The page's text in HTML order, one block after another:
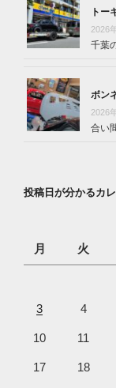
トー
2026
千葉
ボン
2026
合い
投稿日が分かるカ
月
火
3 4
10 11
17 18